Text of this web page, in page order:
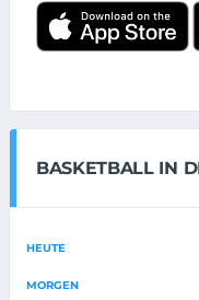
BASKETBALL IN
HEUTE
MORGEN